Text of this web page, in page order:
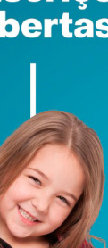
e
Imediato